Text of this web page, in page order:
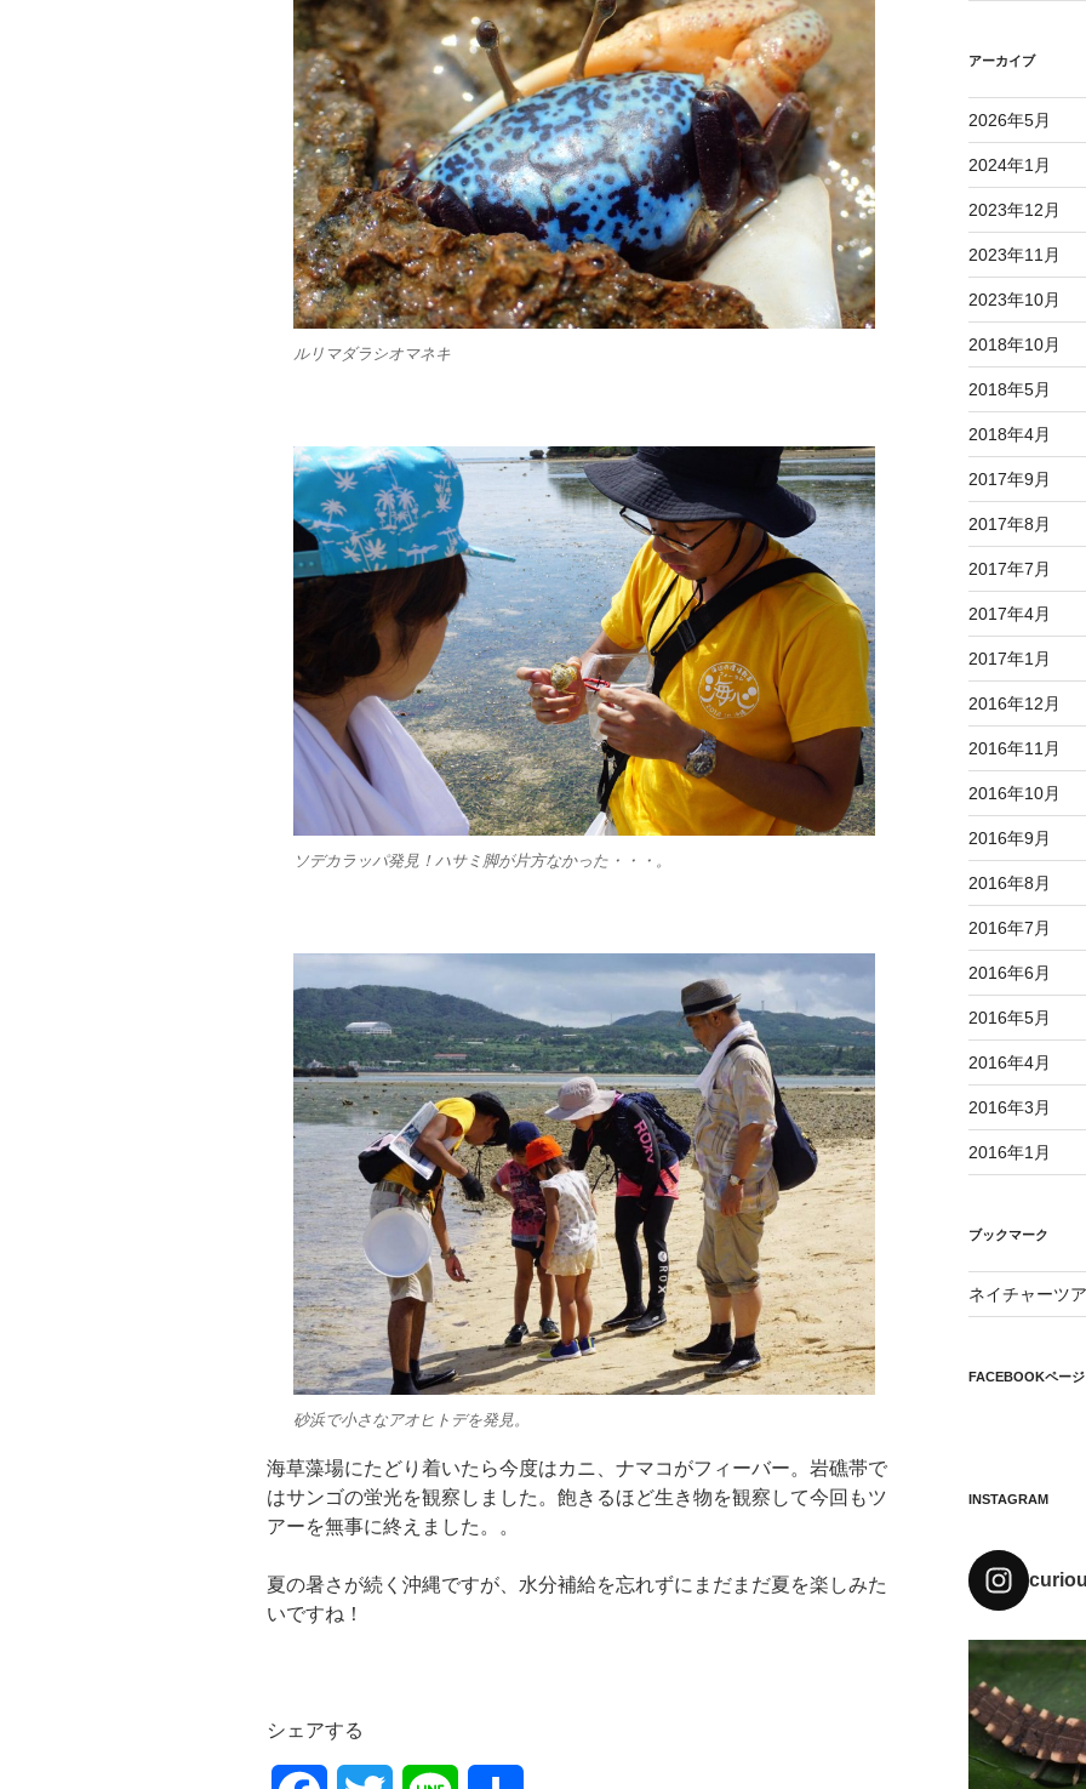
ルリマダラシオマネキ
ソデカラッパ発見！ハサミ脚が片方なかった・・・。
砂浜で小さなアオヒトデを発見。
海草藻場にたどり着いたら今度はカニ、ナマコがフィーバー。岩礁帯で
はサンゴの蛍光を観察しました。飽きるほど生き物を観察して今回もツ
アーを無事に終えました。。
夏の暑さが続く沖縄ですが、水分補給を忘れずにまだまだ夏を楽しみた
いですね！
シェアする
アーカイブ
2026年5月
2024年1月
2023年12月
2023年11月
2023年10月
2018年10月
2018年5月
2018年4月
2017年9月
2017年8月
2017年7月
2017年4月
2017年1月
2016年12月
2016年11月
2016年10月
2016年9月
2016年8月
2016年7月
2016年6月
2016年5月
2016年4月
2016年3月
2016年1月
ブックマーク
ネイチャーツ
FACEBOOKページ
INSTAGRAM